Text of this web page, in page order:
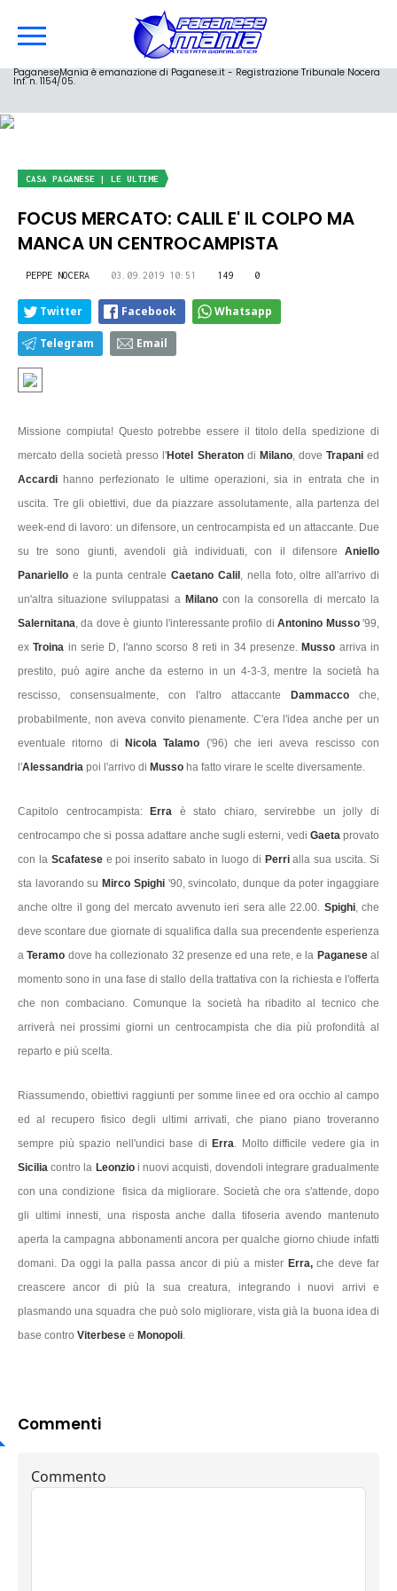
PaganeseMania è emanazione di Paganese.it - Registrazione Tribunale Nocera
Inf. n. 1154/05.
CASA PAGANESE | LE ULTIME
FOCUS MERCATO: CALIL E' IL COLPO MA
MANCA UN CENTROCAMPISTA
PEPPE NOCERA 03.09.2019 10:51 149 0
Twitter Facebook Whatsapp
Telegram Email
Missione compiuta! Questo potrebbe essere il titolo della spedizione di
mercato della società presso l'Hotel Sheratondi Milano, dove Trapanied
Accardi hanno perfezionato le ultime operazioni, sia in entrata che in
uscita. Tre gli obiettivi, due da piazzare assolutamente, alla partenza del
week-end di lavoro: un difensore, un centrocampista ed un attaccante. Due
su tre sono giunti, avendoli già individuati, con il difensore Aniello
Panariello e la punta centraleCaetano Calil , nella foto, oltre all'arrivo di
un'altra situazione sviluppatasi a Milanocon la consorella di mercato la
Salernitana, da dove è giunto l'interessante profilo diAntonino Musso'99,
exTroina in serie D, l'anno scorso 8 reti in 34 presenze. Musso arriva in
prestito, può agire anche da esterno in un 4-3-3, mentre la società ha
rescisso, consensualmente, con l'altro attaccante
Dammacco che,
probabilmente, non aveva convito pienamente. C'era l'idea anche per un
eventuale ritorno di Nicola Talamo ('96) che ieri aveva rescisso con
l'Alessandria poi l'arrivo di Musso ha fatto virare le scelte diversamente.
Capitolo centrocampista: Erra è stato chiaro, servirebbe un jolly di
centrocampo che si possa adattare anche sugli esterni, vedi Gaetaprovato
con la Scafatesee poi inserito sabato in luogo di Perrialla sua uscita. Si
sta lavorando su Mirco Spighi '90, svincolato, dunque da poter ingaggiare
anche oltre il gong del mercato avvenuto ieri sera alle 22.00. Spighi, che
deve scontare due giornate di squalifica dalla sua precendente esperienza
aTeramo dove ha collezionato 32 presenze ed una rete, e la Paganeseal
momento sono in una fase di stallo della trattativa con la richiesta e l'offerta
che non combaciano. Comunque la società ha ribadito al tecnico che
arriverà nei prossimi giorni un centrocampista che dia più profondità al
reparto e più scelta.
Riassumendo, obiettivi raggiunti per somme linee ed ora occhio al campo
ed al recupero fisico degli ultimi arrivati, che piano piano troveranno
sempre più spazio nell'undici base di Erra. Molto difficile vedere gia in
Sicilia contro la Leonzioi nuovi acquisti, dovendoli integrare gradualmente
con una condizione fisica da migliorare. Società che ora s'attende, dopo
gli ultimi innesti, una risposta anche dalla tifoseria avendo mantenuto
aperta la campagna abbonamenti ancora per qualche giorno chiude infatti
domani. Da oggi la palla passa ancor di più a mister Erra,che deve far
creascere ancor di più la sua creatura, integrando i nuovi arrivi e
plasmando una squadra che può solo migliorare, vista già la buona idea di
base contro Viterbese e Monopoli.
Commenti